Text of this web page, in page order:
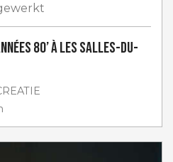
80’ à Les Salles-du-